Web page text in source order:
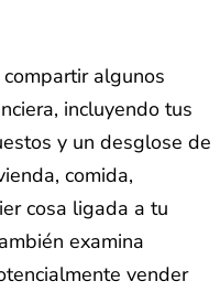
algunos
incluyendo tus
y un desglose de
comida,
cosa ligada a tu
examina
vender